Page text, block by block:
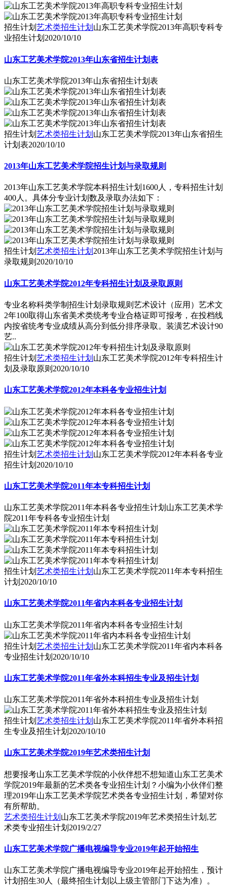
招生计划 艺术类招生计划 山东工艺美术学院2013年高职专科专
业招生计划 2020/10/10
山东工艺美术学院2013年山东省招生计划表
山东工艺美术学院2013年山东省招生计划表
招生计划 艺术类招生计划 山东工艺美术学院2013年山东省招生
计划表2020/10/10
2013年山东工艺美术学院招生计划与录取规则
2013年山东工艺美术学院本科招生计划1600人，专科招生计划
400人。具体分专业计划数及录取办法如下：
招生计划 艺术类招生计划 2013年山东工艺美术学院招生计划与
录取规则 2020/10/10
山东工艺美术学院2012年专科招生计划及录取原则
专业名称科类学制招生计划录取规则艺术设计（应用）艺术文
2年100取得山东省美术类统考专业合格证即可报考，在投档线
内按省统考专业成绩从高分到低分排序录取。装潢艺术设计90
艺..
招生计划 艺术类招生计划 山东工艺美术学院2012年专科招生计
划及录取原则 2020/10/10
山东工艺美术学院2012年本科各专业招生计划
招生计划 艺术类招生计划 山东工艺美术学院2012年本科各专业
招生计划 2020/10/10
山东工艺美术学院2011年本专科招生计划
山东工艺美术学院2011年本科各专业招生计划山东工艺美术学
院2011年专科各专业招生计划
招生计划 艺术类招生计划 山东工艺美术学院2011年本专科招生
计划 2020/10/10
山东工艺美术学院2011年省内本科各专业招生计划
山东工艺美术学院2011年省内本科各专业招生计划
招生计划 艺术类招生计划 山东工艺美术学院2011年省内本科各
专业招生计划 2020/10/10
山东工艺美术学院2011年省外本科招生专业及招生计划
山东工艺美术学院2011年省外本科招生专业及招生计划
招生计划 艺术类招生计划 山东工艺美术学院2011年省外本科招
生专业及招生计划 2020/10/10
山东工艺美术学院2019年艺术类招生计划
想要报考山东工艺美术学院的小伙伴想不想知道山东工艺美术
学院2019年最新的艺术类各专业招生计划？小编为小伙伴们整
理2019年山东工艺美术学院艺术类各专业招生计划，希望对你
有所帮助。
艺术类招生计划 山东工艺美术学院2019年艺术类招生计划,艺
术类专业招生计划 2019/2/27
山东工艺美术学院广播电视编导专业2019年起开始招生
山东工艺美术学院广播电视编导专业2019年起开始招生，预计
计划招生30人（最终招生计划以上级主管部门下达为准）。